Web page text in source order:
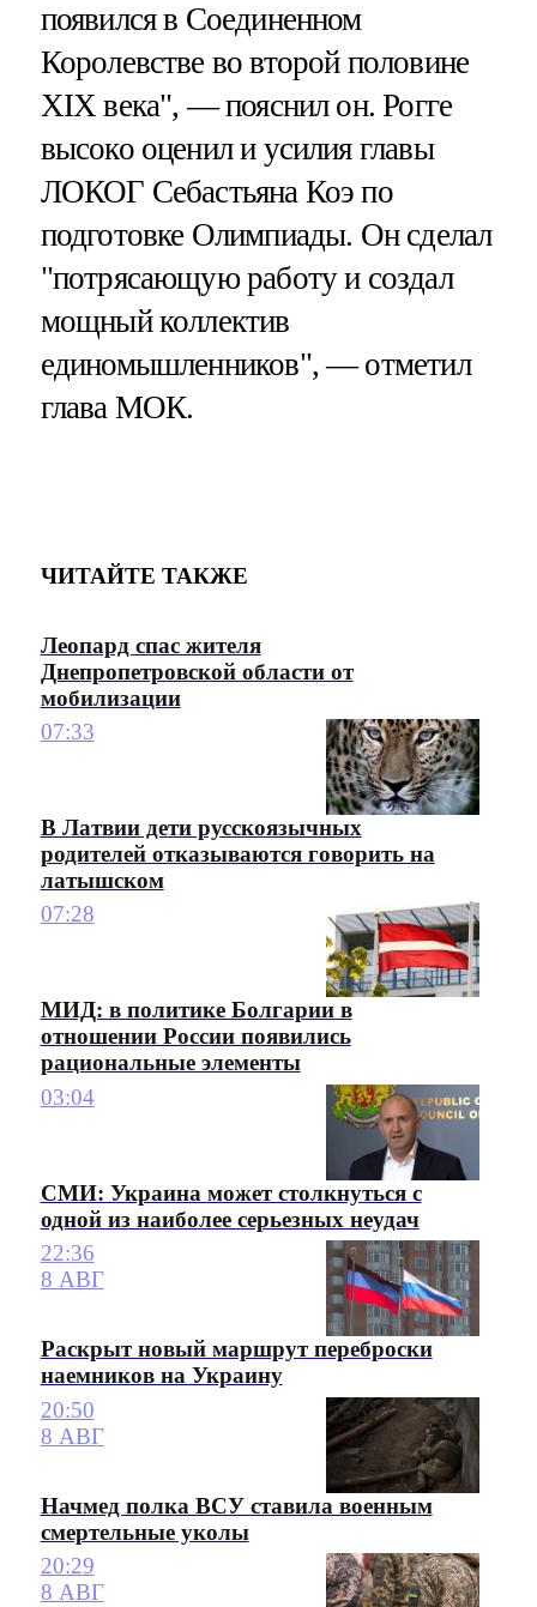
появился в Соединенном
Королевстве во второй половине
ХIХ века", — пояснил он. Рогге
высоко оценил и усилия главы
ЛОКОГ Себастьяна Коэ по
подготовке Олимпиады. Он сделал
"потрясающую работу и создал
мощный коллектив
единомышленников", — отметил
глава МОК.
ЧИТАЙТЕ ТАКЖЕ
Леопард спас жителя
Днепропетровской области от
мобилизации
07:33
В Латвии дети русскоязычных
родителей отказываются говорить на
латышском
07:28
МИД: в политике Болгарии в
отношении России появились
рациональные элементы
03:04
СМИ: Украина может столкнуться с
одной из наиболее серьезных неудач
22:36
8 АВГ
Раскрыт новый маршрут переброски
наемников на Украину
20:50
8 АВГ
Начмед полка ВСУ ставила военным
смертельные уколы
20:29
8 АВГ